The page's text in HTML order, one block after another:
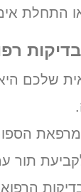
התחלת
שלכם
תור